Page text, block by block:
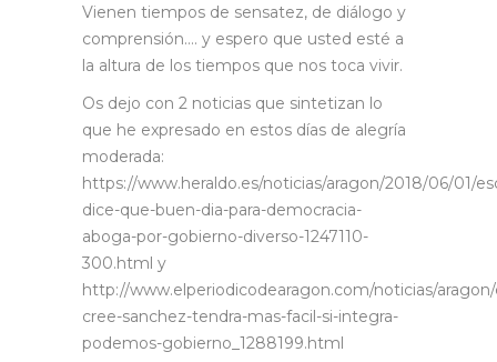
Vienen tiempos de sensatez, de diálogo y
comprensión…. y espero que usted esté a
la altura de los tiempos que nos toca vivir.
Os dejo con 2 noticias que sintetizan lo
que he expresado en estos días de alegría
moderada:
https://www.heraldo.es/noticias/aragon/2018/06/01/
dice-que-buen-dia-para-democracia-
aboga-por-gobierno-diverso-1247110-
300.html y
http://www.elperiodicodearagon.com/noticias/
cree-sanchez-tendra-mas-facil-si-integra-
podemos-gobierno_1288199.html